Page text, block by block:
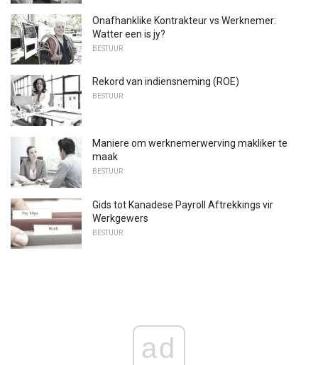
Onafhanklike Kontrakteur vs Werknemer:
Watter een is jy?
BESTUUR
Rekord van indiensneming (ROE)
BESTUUR
Maniere om werknemerwerving makliker te
maak
BESTUUR
Gids tot Kanadese Payroll Aftrekkings vir
Werkgewers
BESTUUR
ad